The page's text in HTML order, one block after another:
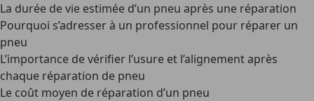
La durée de vie estimée d’un pneu après une réparation
Pourquoi s’adresser à un professionnel pour réparer un
pneu
L’importance de vérifier l’usure et l’alignement après
chaque réparation de pneu
Le coût moyen de réparation d’un pneu